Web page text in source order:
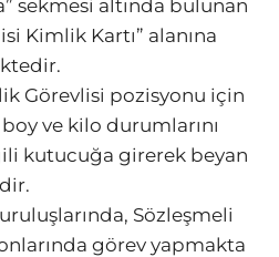
sekmesi altında bulunan
Kimlik Kartı” alanına
Görevlisi pozisyonu için
ve kilo durumlarını
kutucuğa girerek beyan
Sözleşmeli
görev yapmakta